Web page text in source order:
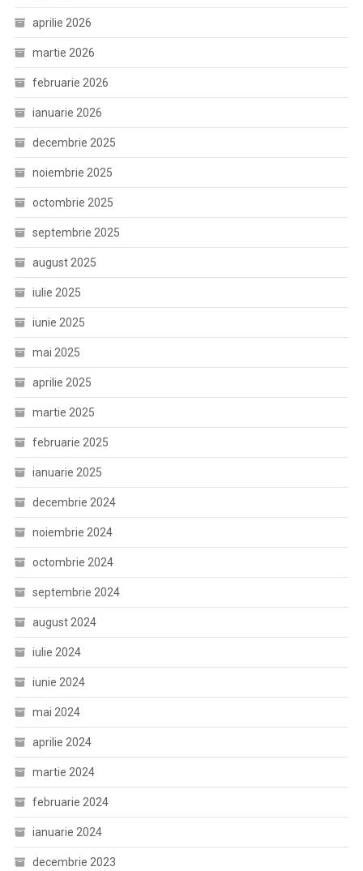
aprilie 2026
martie 2026
februarie 2026
ianuarie 2026
decembrie 2025
noiembrie 2025
octombrie 2025
septembrie 2025
august 2025
iulie 2025
iunie 2025
mai 2025
aprilie 2025
martie 2025
februarie 2025
ianuarie 2025
decembrie 2024
noiembrie 2024
octombrie 2024
septembrie 2024
august 2024
iulie 2024
iunie 2024
mai 2024
aprilie 2024
martie 2024
februarie 2024
ianuarie 2024
decembrie 2023